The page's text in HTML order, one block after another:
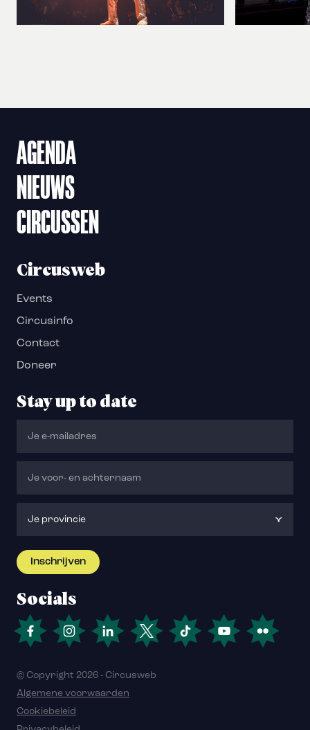
AGENDA
NIEUWS
CIRCUSSEN
Circusweb
Events
Circusinfo
Contact
Doneer
Stay up to date
Socials
© Copyright 2026 - Circusweb
Algemene voorwaarden
Cookiebeleid